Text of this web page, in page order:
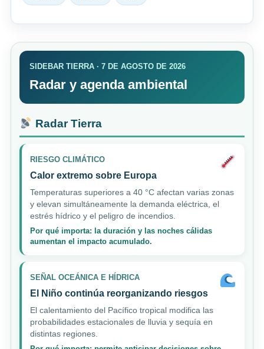
SIDEBAR TIERRA · 7 DE AGOSTO DE 2026
Radar y agenda ambiental
Radar Tierra
RIESGO CLIMÁTICO
Calor extremo sobre Europa
Temperaturas superiores a 40 °C afectan varias zonas
y elevan simultáneamente la demanda eléctrica, el
estrés hídrico y el peligro de incendios.
Por qué importa: la duración y las noches cálidas
aumentan el impacto acumulado.
SEÑAL OCEÁNICA E HÍDRICA
El Niño continúa reorganizando riesgos
El calentamiento del Pacífico tropical modifica las
probabilidades estacionales de lluvia y sequía en
distintas regiones.